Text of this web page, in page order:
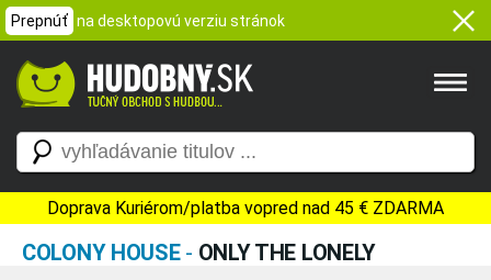
Prepnúť na desktopovú verziu stránok
Doprava Kuriérom/platba vopred nad 45 € ZDARMA
COLONY HOUSE- ONLY THE LONELY